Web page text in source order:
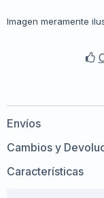
Imagen meramente
Envíos
Cambios y
Características